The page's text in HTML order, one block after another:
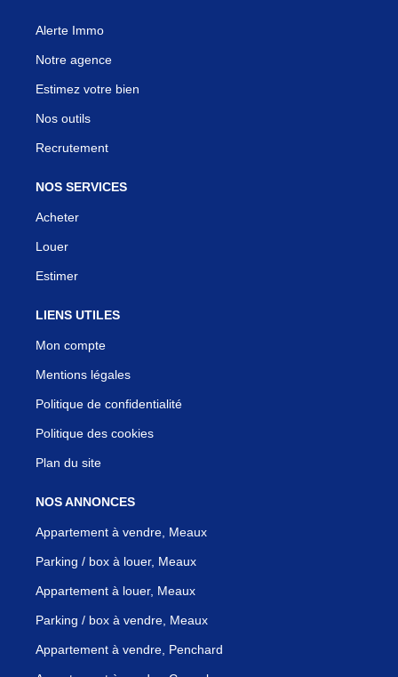
Alerte Immo
Notre agence
Estimez votre bien
Nos outils
Recrutement
NOS SERVICES
Acheter
Louer
Estimer
LIENS UTILES
Mon compte
Mentions légales
Politique de confidentialité
Politique des cookies
Plan du site
NOS ANNONCES
Appartement à vendre, Meaux
Parking / box à louer, Meaux
Appartement à louer, Meaux
Parking / box à vendre, Meaux
Appartement à vendre, Penchard